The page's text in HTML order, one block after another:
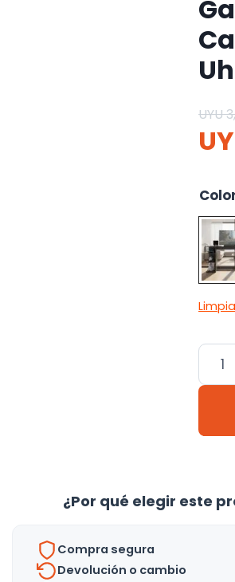
Uh
UYU
Mesa
Pc
¿Por qué elegir este
Compra segura
Devolución o cambio